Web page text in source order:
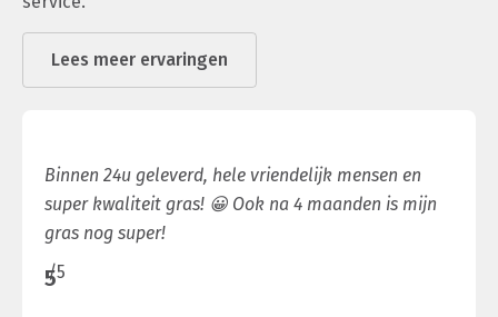
Lees meer ervaringen
Binnen 24u geleverd, hele vriendelijk mensen en
super kwaliteit gras! 😀 Ook na 4 maanden is mijn
gras nog super!
5/5